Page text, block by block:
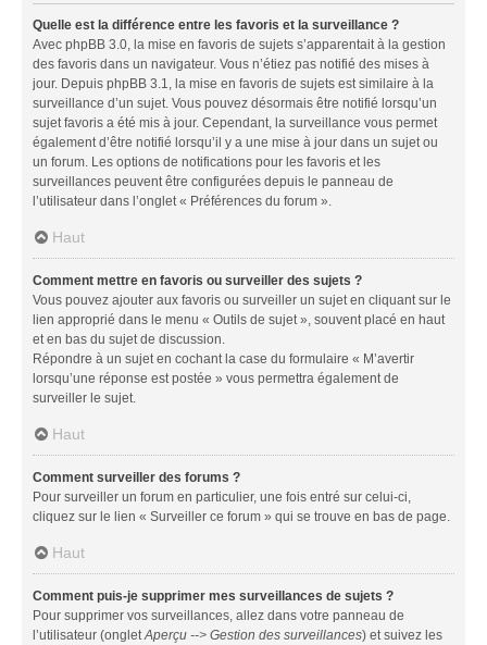
Quelle est la différence entre les favoris et la surveillance ?
Avec phpBB 3.0, la mise en favoris de sujets s’apparentait à la gestion
des favoris dans un navigateur. Vous n’étiez pas notifié des mises à
jour. Depuis phpBB 3.1, la mise en favoris de sujets est similaire à la
surveillance d’un sujet. Vous pouvez désormais être notifié lorsqu’un
sujet favoris a été mis à jour. Cependant, la surveillance vous permet
également d’être notifié lorsqu’il y a une mise à jour dans un sujet ou
un forum. Les options de notifications pour les favoris et les
surveillances peuvent être configurées depuis le panneau de
l’utilisateur dans l’onglet « Préférences du forum ».
Haut
Comment mettre en favoris ou surveiller des sujets ?
Vous pouvez ajouter aux favoris ou surveiller un sujet en cliquant sur le
lien approprié dans le menu « Outils de sujet », souvent placé en haut
et en bas du sujet de discussion.
Répondre à un sujet en cochant la case du formulaire « M’avertir
lorsqu’une réponse est postée » vous permettra également de
surveiller le sujet.
Haut
Comment surveiller des forums ?
Pour surveiller un forum en particulier, une fois entré sur celui-ci,
cliquez sur le lien « Surveiller ce forum » qui se trouve en bas de page.
Haut
Comment puis-je supprimer mes surveillances de sujets ?
Pour supprimer vos surveillances, allez dans votre panneau de
l’utilisateur (onglet Aperçu --> Gestion des surveillances) et suivez les